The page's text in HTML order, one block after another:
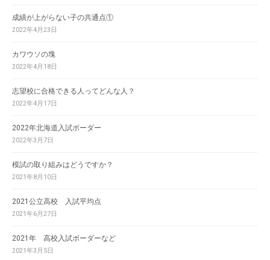
成績が上がらない子の共通点①
2022年4月23日
カワウソの塊
2022年4月18日
志望校に合格できる人ってどんな人？
2022年4月17日
2022年北海道入試ボーダー
2022年3月7日
模試の取り組みはどうですか？
2021年8月10日
2021公立高校 入試平均点
2021年6月27日
2021年 高校入試ボーダーなど
2021年3月5日